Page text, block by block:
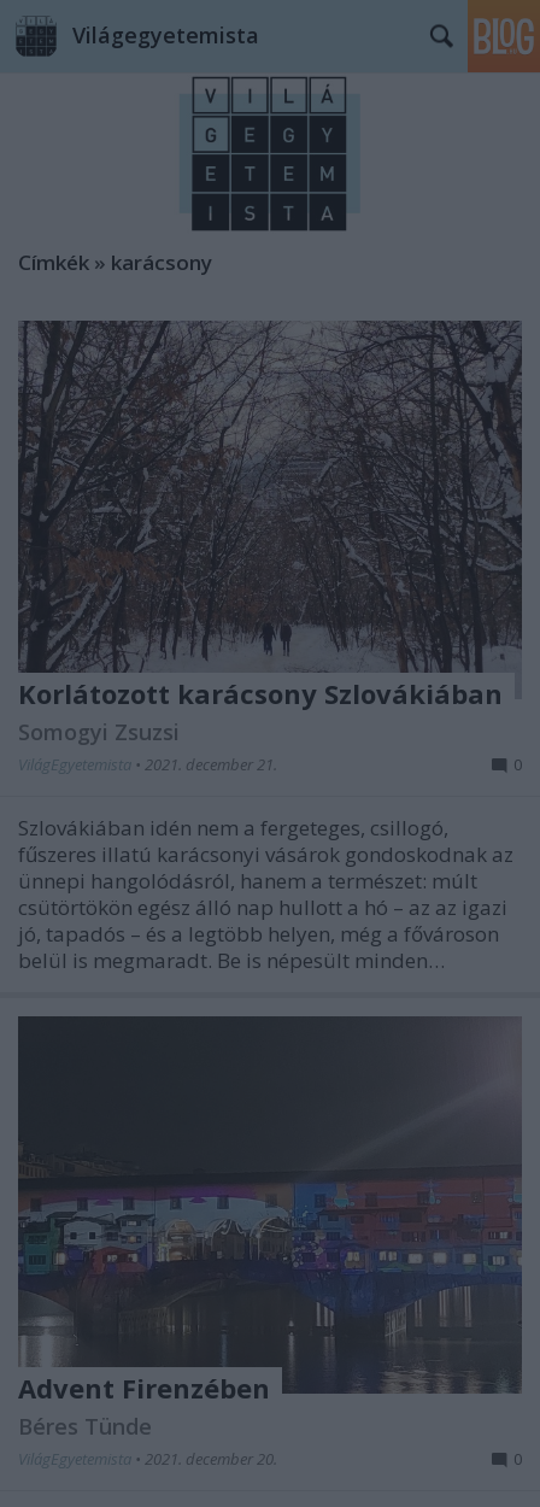
Világegyetemista
Címkék » karácsony
Korlátozott karácsony Szlovákiában
Somogyi Zsuzsi
VilágEgyetemista • 2021. december 21. 0
Szlovákiában idén nem a fergeteges, csillogó,
fűszeres illatú karácsonyi vásárok gondoskodnak az
ünnepi hangolódásról, hanem a természet: múlt
csütörtökön egész álló nap hullott a hó – az az igazi
jó, tapadós – és a legtöbb helyen, még a fővároson
belül is megmaradt. Be is népesült minden…
Advent Firenzében
Béres Tünde
VilágEgyetemista • 2021. december 20. 0